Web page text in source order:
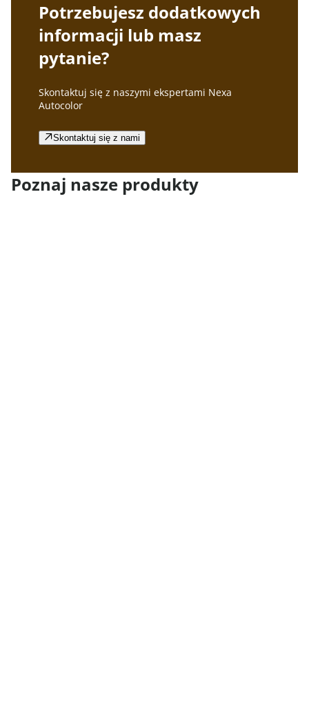
Potrzebujesz dodatkowych
informacji lub masz
pytanie?
Skontaktuj się z naszymi ekspertami Nexa
Autocolor
Skontaktuj się z nami
Poznaj nasze produkty